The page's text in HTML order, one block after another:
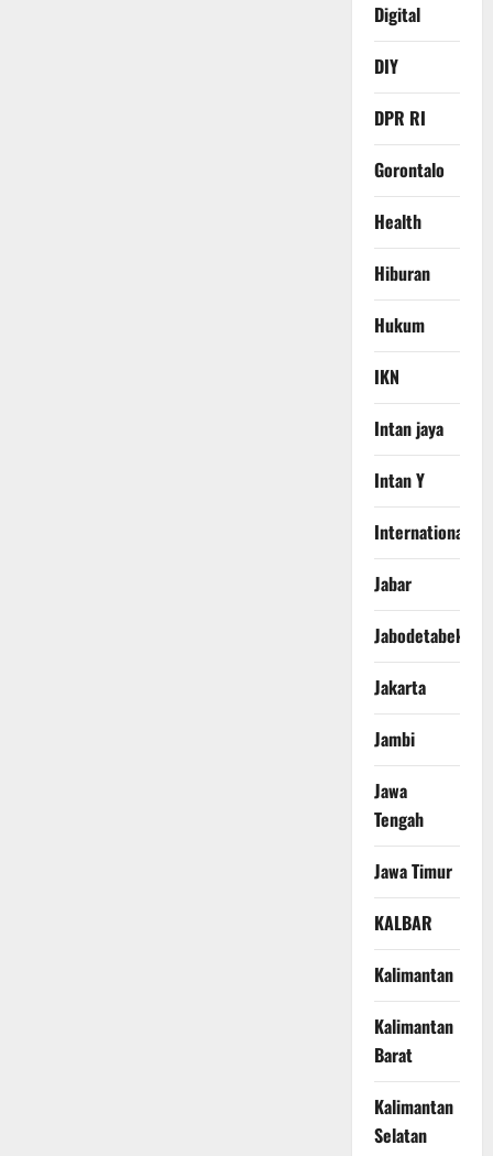
Digital
DIY
DPR RI
Gorontalo
Health
Hiburan
Hukum
IKN
Intan jaya
Intan Y
International
Jabar
Jabodetabek
Jakarta
Jambi
Jawa
Tengah
Jawa Timur
KALBAR
Kalimantan
Kalimantan
Barat
Kalimantan
Selatan